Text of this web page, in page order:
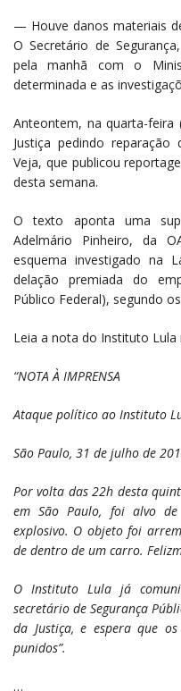
— Houve danos materiais
O Secretário de
pela manhã com o
determinada e as
Anteontem, na quarta-
Justiça pedindo
Veja, que publicou
desta semana.
O texto aponta uma
Adelmário Pinheiro, da
esquema investigado na
delação premiada do
Público Federal), segundo
Leia a nota do Instituto Lula
“NOTA À IMPRENSA
Ataque político ao Instituto
São Paulo, 31 de julho de
Por volta das 22h desta
em São Paulo, foi alvo
explosivo. O objeto foi
de dentro de um carro.
O Instituto Lula já
secretário de Segurança
da Justiça, e espera que
punidos”.
…